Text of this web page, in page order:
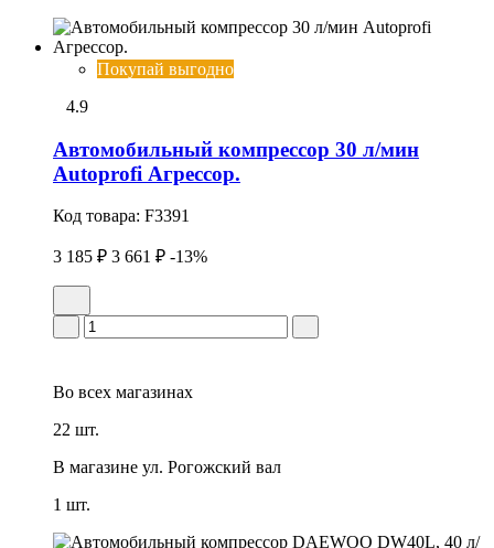
Покупай выгодно
4.9
Автомобильный компрессор 30 л/мин
Autoprofi Агрессор.
Код товара: F3391
3 185 ₽ 3 661 ₽ -13%
Во всех магазинах
22 шт.
В магазине ул. Рогожский вал
1 шт.